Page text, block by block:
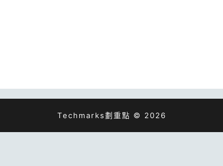
Techmarks劃重點 © 2026